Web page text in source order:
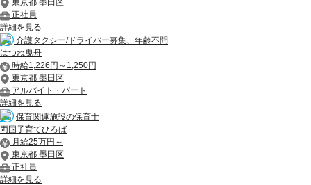
東京都 墨田区
正社員
詳細を見る
介護タクシー/ドライバー募集、年齢不問
はつね曳舟
時給1,226円～1,250円
東京都 墨田区
アルバイト・パート
詳細を見る
保育関連施設の保育士
両国子育てひろば
月給25万円～
東京都 墨田区
正社員
詳細を見る